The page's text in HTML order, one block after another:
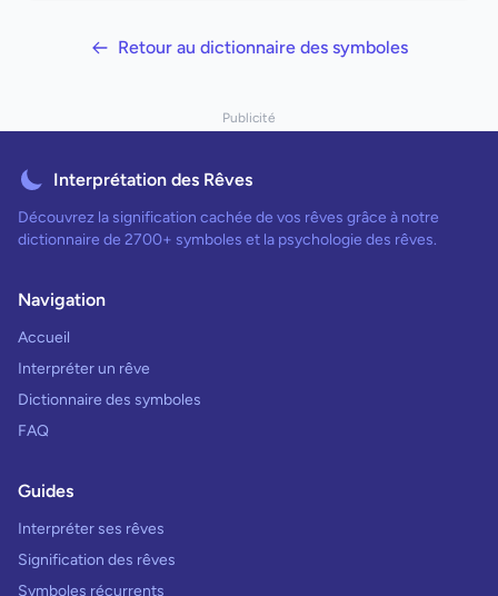
Retour au dictionnaire des symboles
Publicité
Interprétation des Rêves
Découvrez la signification cachée de vos rêves grâce à notre
dictionnaire de 2700+ symboles et la psychologie des rêves.
Navigation
Accueil
Interpréter un rêve
Dictionnaire des symboles
FAQ
Guides
Interpréter ses rêves
Signification des rêves
Symboles récurrents